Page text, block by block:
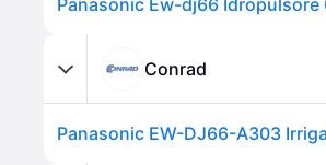
Panasonic Ew-dj66 Idropulsore
Conrad
Panasonic EW-DJ66-A303